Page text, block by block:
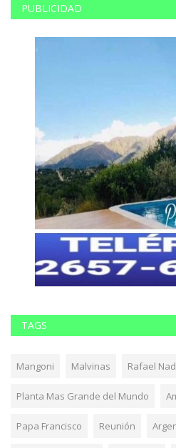
PUBLICIDAD
TAGS
Mangoni Malvinas Rafael
Planta Mas Grande del Mundo
Papa Francisco Reunión